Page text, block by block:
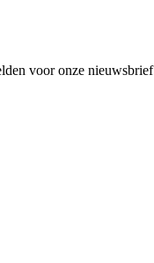
voor onze nieuwsbrief